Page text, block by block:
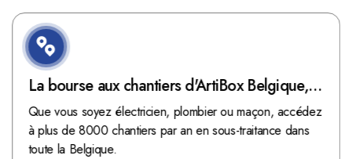
La bourse aux chantiers d'ArtiBox Belgique,
véritable mine d'or !
Que vous soyez électricien, plombier ou maçon, accédez
à plus de 8000 chantiers par an en sous-traitance dans
toute la Belgique.